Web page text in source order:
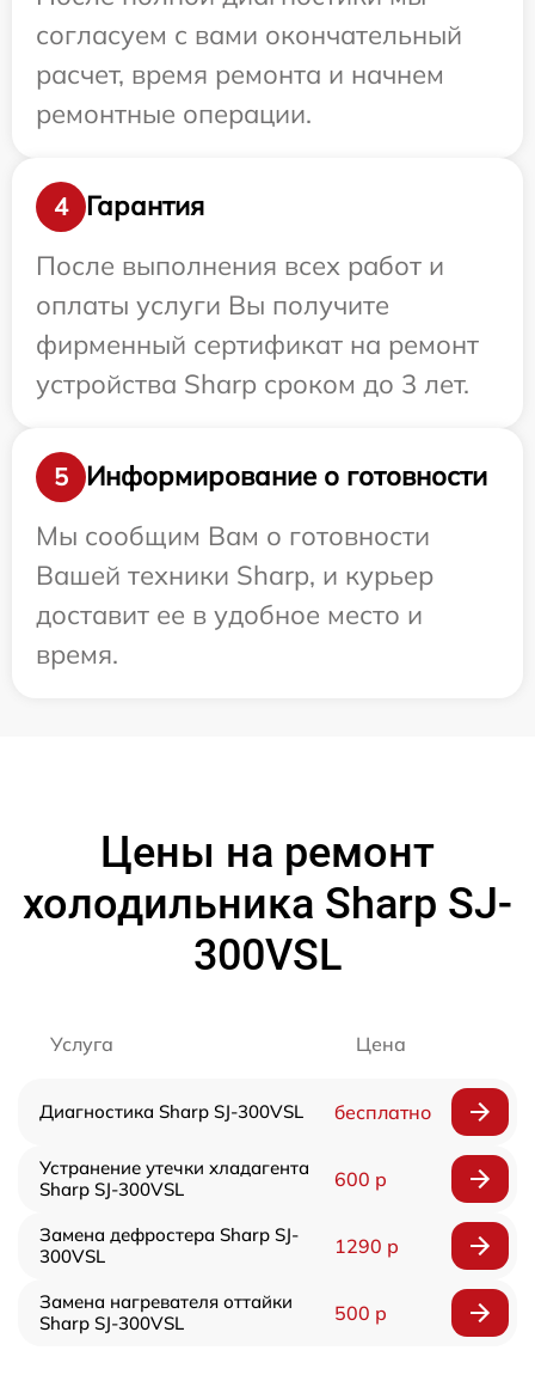
согласуем с вами окончательный
расчет, время ремонта и начнем
ремонтные операции.
4
Гарантия
После выполнения всех работ и
оплаты услуги Вы получите
фирменный сертификат на ремонт
устройства Sharp сроком до 3 лет.
5
Информирование о готовности
Мы сообщим Вам о готовности
Вашей техники Sharp, и курьер
доставит ее в удобное место и
время.
Цены на ремонт
холодильника Sharp SJ-
300VSL
Услуга Цена
Диагностика Sharp SJ-300VSL бесплатно
Устранение утечки хладагента
Sharp SJ-300VSL
600 р
Замена дефростера Sharp SJ-
300VSL
1290 р
Замена нагревателя оттайки
Sharp SJ-300VSL
500 р